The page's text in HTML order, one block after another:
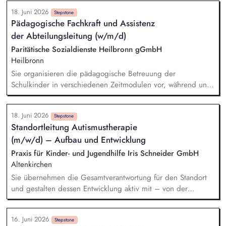
Dozent*innen-Planung / Mitorganisation der Abnahme der
Prüfungen. Sie unterrichten nach dem neuen
Pflegeberufegesetz (PflBG) kompetenzorientiert und bereiten
die Teilnehmenden (ausländische Pflegekräfte) auf die
mündliche und praktische Kenntnisprüfung vor. Sie planen
und nehmen mündliche und praktische Prüfungen ab. Sie
begleiten die Teilnehmenden in ihren Praxiseinrichtungen
und unterstützen den Theorie-Praxis-Transfer.
18. Juni 2026 Stepstone
Pädagogische Fachkraft und Assistenz
der Abteilungsleitung (w/m/d)
Paritätische Sozialdienste Heilbronn gGmbH
Heilbronn
Sie organisieren die pädagogische Betreuung der
Schulkinder in verschiedenen Zeitmodulen vor, während und
nach den Unterrichtszeiten. Sie koordinieren die
Betreuungsgruppen im Mittagsband, während des
gemeinsamen Mittagessens, der Freispielphasen und in den
betreuten Hausaufgabengruppen. Sie planen die
Ferienbetreuung und arbeiten im Team die Ferienprogramme
aus. Sie leiten das multiprofessionelle Gesamtteam an und
begleiten diese auch pädagogisch bzw. bei pädagogischen
Fragestellungen.
18. Juni 2026 Stepstone
Standortleitung Autismustherapie
(m/w/d) – Aufbau und Entwicklung
Praxis für Kinder- und Jugendhilfe Iris Schneider GmbH
Altenkirchen
Sie übernehmen die Gesamtverantwortung für den Standort
und gestalten dessen Entwicklung aktiv mit – von der
strategischen Ausrichtung über das operative Tagesgeschäft
bis hin zur Führung und Weiterentwicklung Ihres Teams. In
Ihrer fachlichen Leitungsfunktion führen Sie das
16. Juni 2026 Stepstone